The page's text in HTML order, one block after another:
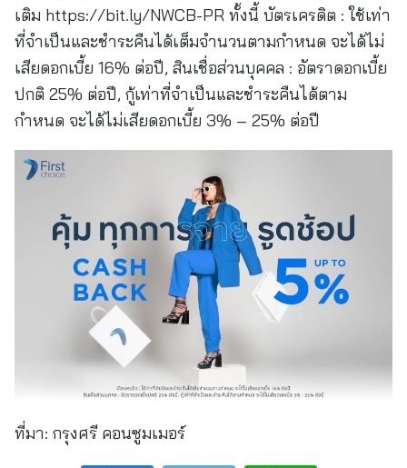
เติม https://bit.ly/NWCB-PR ทั้งนี้ บัตรเครดิต : ใช้เท่า
ที่จำเป็นและชำระคืนได้เต็มจำนวนตามกำหนด จะได้ไม่
เสียดอกเบี้ย 16% ต่อปี, สินเชื่อส่วนบุคคล : อัตราดอกเบี้ย
ปกติ 25% ต่อปี, กู้เท่าที่จำเป็นและชำระคืนได้ตาม
กำหนด จะได้ไม่เสียดอกเบี้ย 3% – 25% ต่อปี
ที่มา: กรุงศรี คอนซูมเมอร์